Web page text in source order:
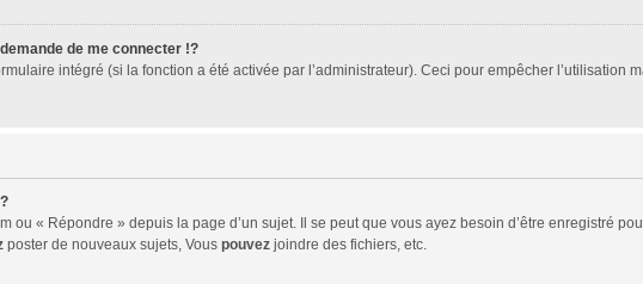
de me connecter !?
intégré (si la fonction a été activée par l’administrateur). Ceci pour empêcher l’utilisation
ou « Répondre » depuis la page d’un sujet. Il se peut que vous ayez besoin d’être enregistré
poster de nouveaux sujets, Vous pouvezjoindre des fichiers, etc.